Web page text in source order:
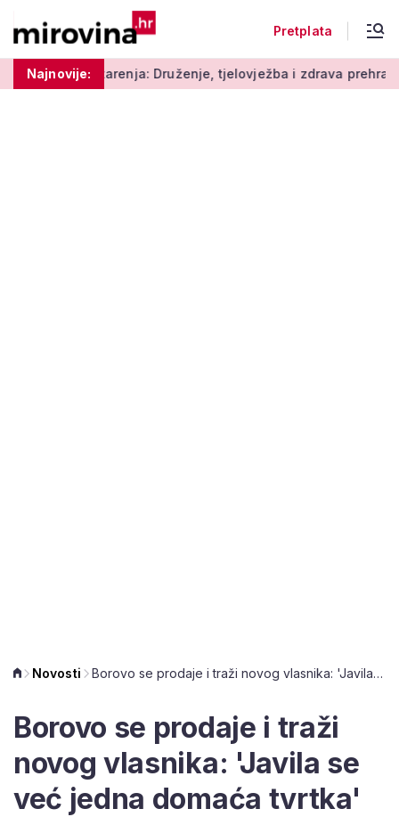
Pretplata
Najnovije:
Druženje, tjelovježba i zdrava prehrana za umirovljenike
Novosti Borovo se prodaje i traži novog vlasnika: 'Javila se već jedna domaća tvrtka'
Borovo se prodaje i traži
novog vlasnika: 'Javila se
već jedna domaća tvrtka'